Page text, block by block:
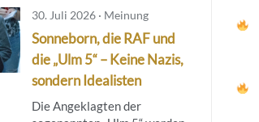
30. Juli 2026 · Meinung
Sonneborn, die RAF und
die „Ulm 5“ – Keine Nazis,
sondern Idealisten
Die Angeklagten der